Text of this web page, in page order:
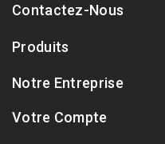
Contactez-Nous
Produits
Notre Entreprise
Votre Compte